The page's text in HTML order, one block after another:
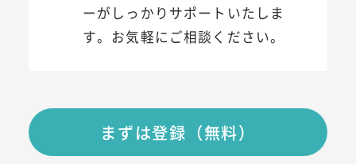
ーがしっかりサポートいたしま
す。お気軽にご相談ください。
まずは登録（無料）